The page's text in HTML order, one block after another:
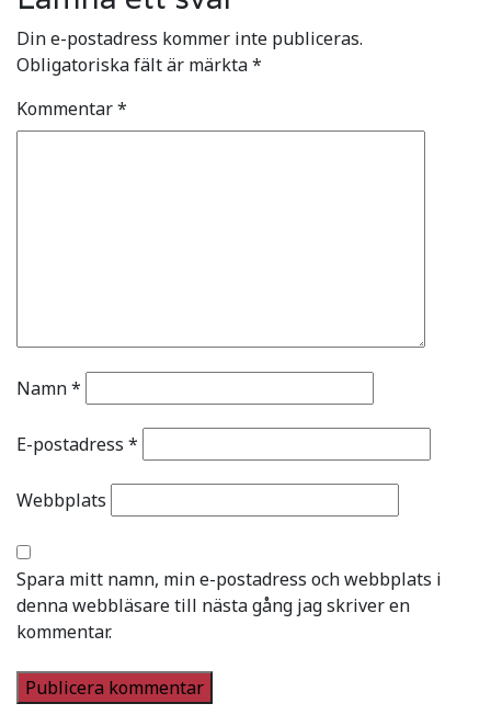
Din e-postadress kommer inte publiceras.
Obligatoriska fält är märkta*
Kommentar*
Namn*
E-postadress *
Webbplats
Spara mitt namn, min e-postadress och webbplats i
denna webbläsare till nästa gång jag skriver en
kommentar.